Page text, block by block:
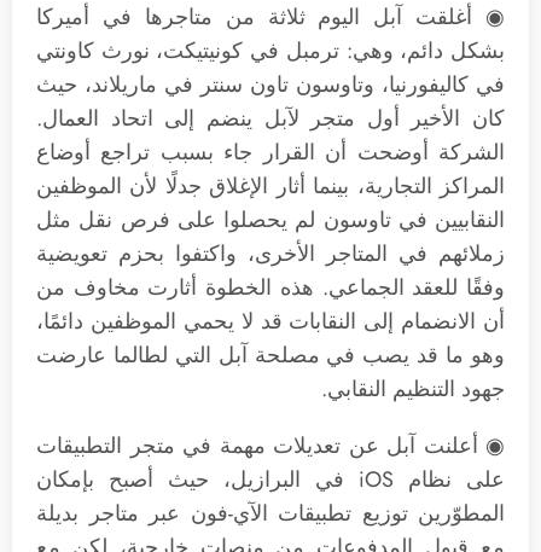
◉ أغلقت آبل اليوم ثلاثة من متاجرها في أميركا
بشكل دائم، وهي: ترمبل في كونيتيكت، نورث كاونتي
في كاليفورنيا، وتاوسون تاون سنتر في ماريلاند، حيث
كان الأخير أول متجر لآبل ينضم إلى اتحاد العمال.
الشركة أوضحت أن القرار جاء بسبب تراجع أوضاع
المراكز التجارية، بينما أثار الإغلاق جدلًا لأن الموظفين
النقابيين في تاوسون لم يحصلوا على فرص نقل مثل
زملائهم في المتاجر الأخرى، واكتفوا بحزم تعويضية
وفقًا للعقد الجماعي. هذه الخطوة أثارت مخاوف من
أن الانضمام إلى النقابات قد لا يحمي الموظفين دائمًا،
وهو ما قد يصب في مصلحة آبل التي لطالما عارضت
جهود التنظيم النقابي.
◉ أعلنت آبل عن تعديلات مهمة في متجر التطبيقات
على نظام iOS في البرازيل، حيث أصبح بإمكان
المطوّرين توزيع تطبيقات الآي-فون عبر متاجر بديلة